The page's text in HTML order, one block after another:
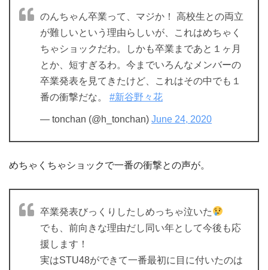
のんちゃん卒業って、マジか！ 高校生との両立
が難しいという理由らしいが、これはめちゃく
ちゃショックだわ。しかも卒業まであと１ヶ月
とか、短すぎるわ。今までいろんなメンバーの
卒業発表を見てきたけど、これはその中でも１
番の衝撃だな。 #新谷野々花
— tonchan (@h_tonchan) June 24, 2020
めちゃくちゃショックで一番の衝撃との声が。
卒業発表びっくりしたしめっちゃ泣いた
でも、前向きな理由だし同い年として今後も応
援します！
実はSTU48ができて一番最初に目に付いたのは